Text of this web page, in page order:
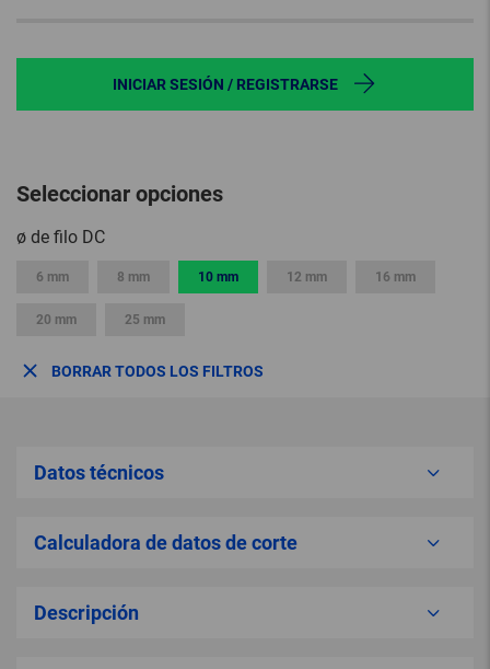
INICIAR SESIÓN / REGISTRARSE
Seleccionar opciones
ø de filo DC
6 mm 8 mm 10 mm 12 mm 16 mm
20 mm 25 mm
BORRAR TODOS LOS FILTROS
Datos técnicos
Calculadora de datos de corte
Descripción